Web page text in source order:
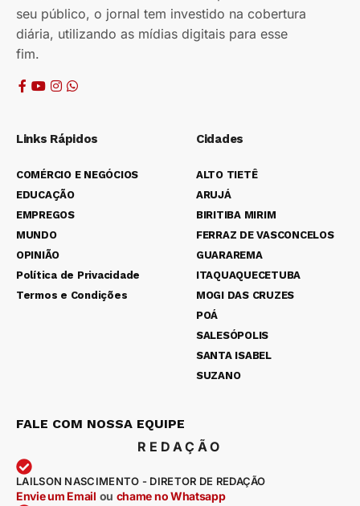
seu público, o jornal tem investido na cobertura
diária, utilizando as mídias digitais para esse
fim.
Links Rápidos
COMÉRCIO E NEGÓCIOS
EDUCAÇÃO
EMPREGOS
MUNDO
OPINIÃO
Política de Privacidade
Termos e Condições
Cidades
ALTO TIETÊ
ARUJÁ
BIRITIBA MIRIM
FERRAZ DE VASCONCELOS
GUARAREMA
ITAQUAQUECETUBA
MOGI DAS CRUZES
POÁ
SALESÓPOLIS
SANTA ISABEL
SUZANO
FALE COM NOSSA EQUIPE
REDAÇÃO
LAILSON NASCIMENTO - DIRETOR DE REDAÇÃO
Envie um Email ou chame no Whatsapp